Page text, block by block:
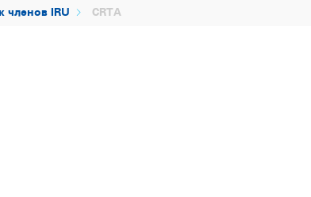
членов IRU CRTA